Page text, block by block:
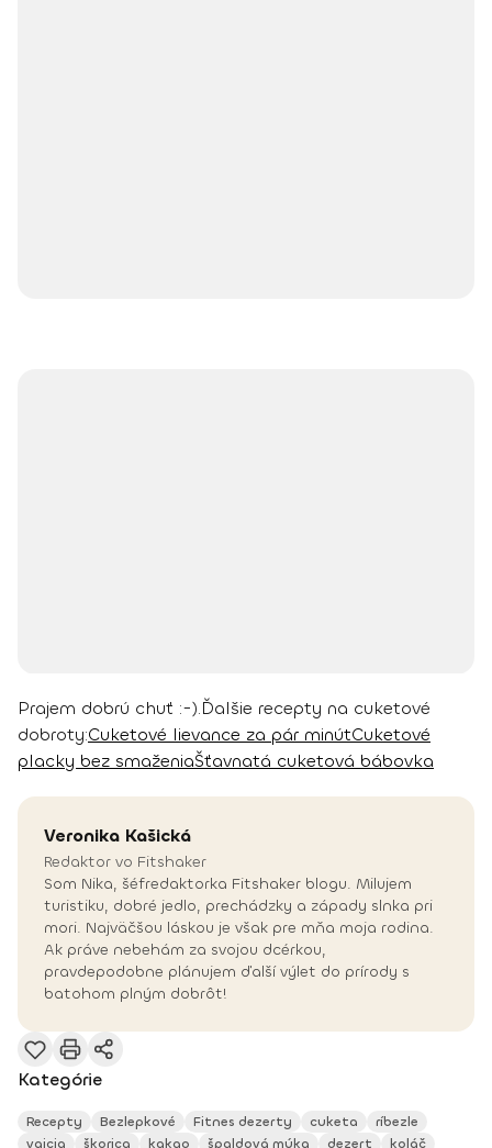
Prajem dobrú chuť :-).Ďalšie recepty na cuketové
dobroty:Cuketové lievance za pár minútCuketové
placky bez smaženiaŠťavnatá cuketová bábovka
Veronika Kašická
Redaktor vo Fitshaker
Som Nika, šéfredaktorka Fitshaker blogu. Milujem
turistiku, dobré jedlo, prechádzky a západy slnka pri
mori. Najväčšou láskou je však pre mňa moja rodina.
Ak práve nebehám za svojou dcérkou,
pravdepodobne plánujem ďalší výlet do prírody s
batohom plným dobrôt!
Kategórie
Recepty Bezlepkové Fitnes dezerty cuketa
ríbezle
vajcia
škorica kakao špaldová múka dezert koláč